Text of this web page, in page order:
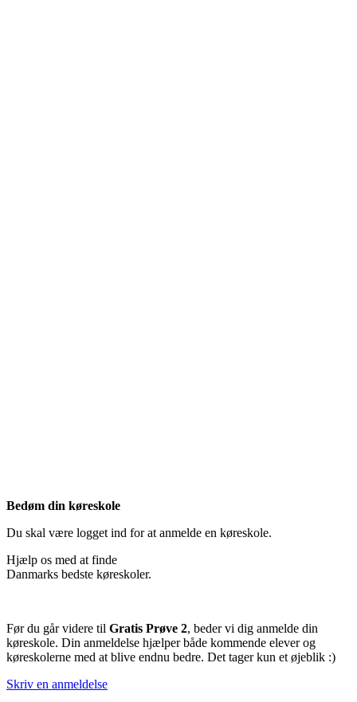
Bedøm din køreskole
Du skal være logget ind for at anmelde en køreskole.
Hjælp os med at finde
Danmarks bedste køreskoler.
Før du går videre til Gratis Prøve 2, beder vi dig anmelde din
køreskole. Din anmeldelse hjælper både kommende elever og
køreskolerne med at blive endnu bedre. Det tager kun et øjeblik :)
Skriv en anmeldelse